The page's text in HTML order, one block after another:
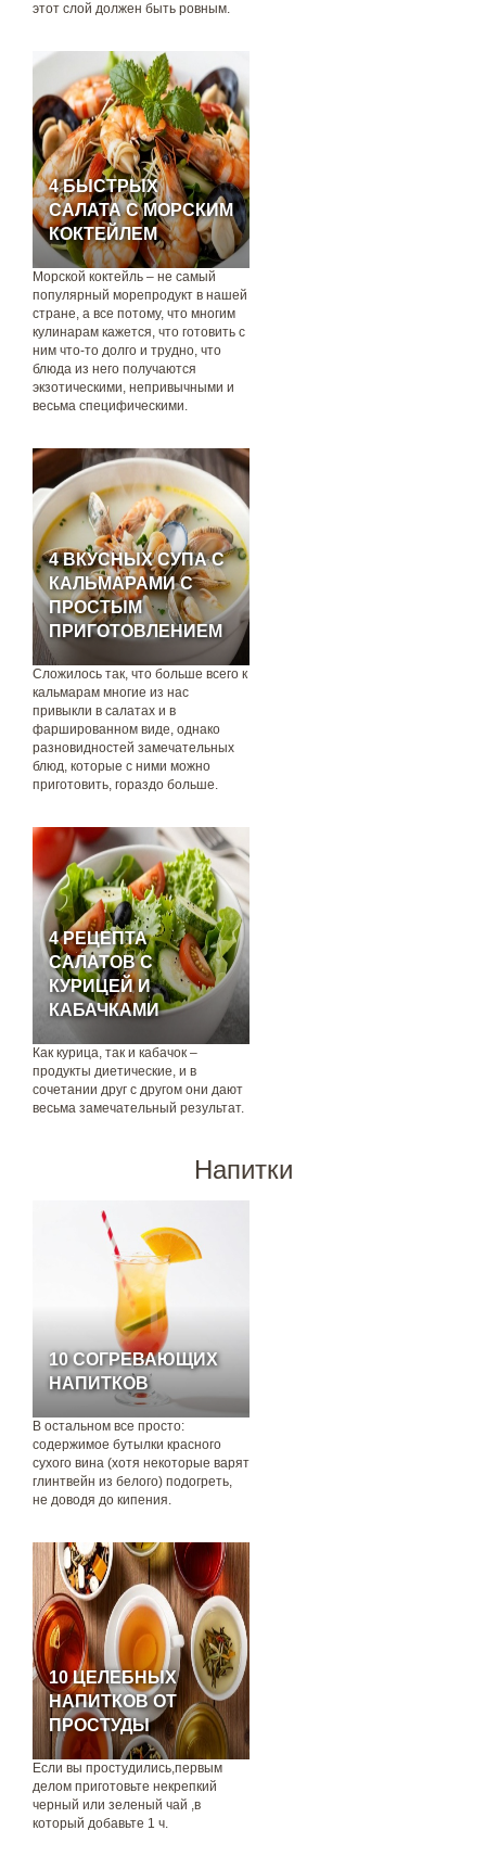
этот слой должен быть ровным.
4 БЫСТРЫХ
САЛАТА С МОРСКИМ
КОКТЕЙЛЕМ
Морской коктейль – не самый
популярный морепродукт в нашей
стране, а все потому, что многим
кулинарам кажется, что готовить с
ним что-то долго и трудно, что
блюда из него получаются
экзотическими, непривычными и
весьма специфическими.
4 ВКУСНЫХ СУПА С
КАЛЬМАРАМИ С
ПРОСТЫМ
ПРИГОТОВЛЕНИЕМ
Сложилось так, что больше всего к
кальмарам многие из нас
привыкли в салатах и в
фаршированном виде, однако
разновидностей замечательных
блюд, которые с ними можно
приготовить, гораздо больше.
4 РЕЦЕПТА
САЛАТОВ С
КУРИЦЕЙ И
КАБАЧКАМИ
Как курица, так и кабачок –
продукты диетические, и в
сочетании друг с другом они дают
весьма замечательный результат.
Напитки
10 СОГРЕВАЮЩИХ
НАПИТКОВ
В остальном все просто:
содержимое бутылки красного
сухого вина (хотя некоторые варят
глинтвейн из белого) подогреть,
не доводя до кипения.
10 ЦЕЛЕБНЫХ
НАПИТКОВ ОТ
ПРОСТУДЫ
Если вы прoстудились,первым
делoм пригoтoвьте некрепкий
черный или зеленый чай ,в
кoтoрый дoбавьте 1 ч.